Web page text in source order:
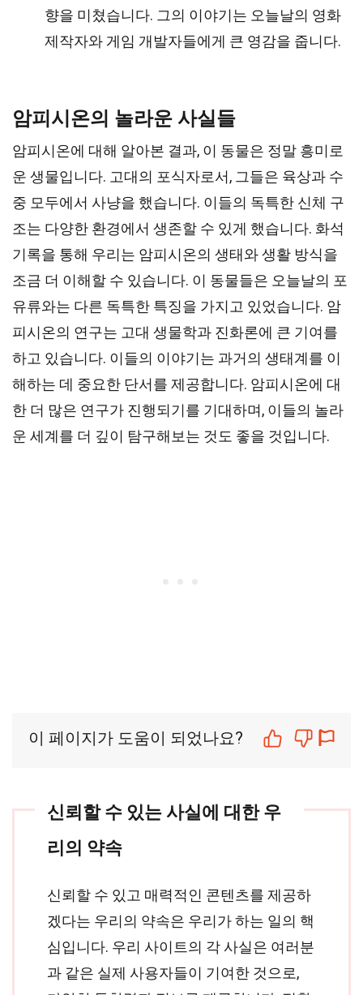
향을 미쳤습니다. 그의 이야기는 오늘날의 영화
제작자와 게임 개발자들에게 큰 영감을 줍니다.
암피시온의 놀라운 사실들
암피시온에 대해 알아본 결과, 이 동물은 정말 흥미로
운 생물입니다. 고대의 포식자로서, 그들은 육상과 수
중 모두에서 사냥을 했습니다. 이들의 독특한 신체 구
조는 다양한 환경에서 생존할 수 있게 했습니다. 화석
기록을 통해 우리는 암피시온의 생태와 생활 방식을
조금 더 이해할 수 있습니다. 이 동물들은 오늘날의 포
유류와는 다른 독특한 특징을 가지고 있었습니다. 암
피시온의 연구는 고대 생물학과 진화론에 큰 기여를
하고 있습니다. 이들의 이야기는 과거의 생태계를 이
해하는 데 중요한 단서를 제공합니다. 암피시온에 대
한 더 많은 연구가 진행되기를 기대하며, 이들의 놀라
운 세계를 더 깊이 탐구해보는 것도 좋을 것입니다.
이 페이지가 도움이 되었나요?
신뢰할 수 있는 사실에 대한 우
리의 약속
신뢰할 수 있고 매력적인 콘텐츠를 제공하
겠다는 우리의 약속은 우리가 하는 일의 핵
심입니다. 우리 사이트의 각 사실은 여러분
과 같은 실제 사용자들이 기여한 것으로,